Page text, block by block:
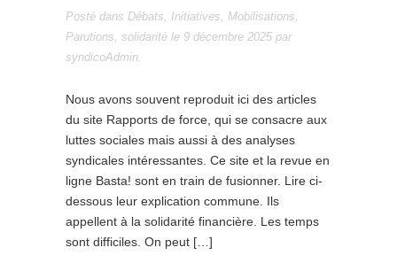
Posté dans Débats, Initiatives, Mobilisations,
Parutions, solidarité le 9 décembre 2025 par
syndicoAdmin.
Nous avons souvent reproduit ici des articles
du site Rapports de force, qui se consacre aux
luttes sociales mais aussi à des analyses
syndicales intéressantes. Ce site et la revue en
ligne Basta! sont en train de fusionner. Lire ci-
dessous leur explication commune. Ils
appellent à la solidarité financière. Les temps
sont difficiles. On peut […]